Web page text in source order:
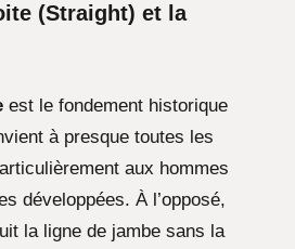
(Straight) et la
est le fondement historique
à presque toutes les
aux hommes
développées. À l’opposé,
la ligne de jambe sans la